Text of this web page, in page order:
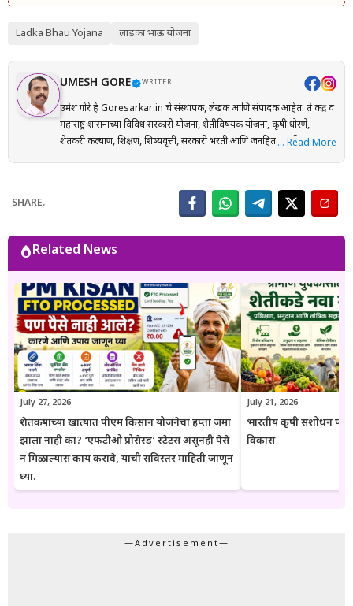
Ladka Bhau Yojana लाडका भाऊ योजना
UMESH GORE WRITER
उमेश गोरे हे Goresarkar.in चे संस्थापक, लेखक आणि संपादक आहेत. ते केंद्र व
महाराष्ट्र शासनाच्या विविध सरकारी योजना, शेतीविषयक योजना, कृषी धोरणे,
शेतकरी कल्याण, शिक्षण, शिष्यवृत्ती, सरकारी भरती आणि जनहिताच्या विषयांवर
आणि संबंधित अधिकृत स्रोतांचा संदर्भ घेऊन माहितीची पडताळणी केली जाते.
वाचकांना अर्ज प्रक्रिया, पात्रता, आवश्यक कागदपत्रे, लाभ, अंतिम मुदत आणि
भर असतो. Goresarkar.in चा उद्देश महाराष्ट्रातील शेतकरी, विद्यार्थी, महिला,
युवक आणि सर्वसामान्य नागरिकांपर्यंत विश्वासार्ह, अद्ययावत आणि उपयुक्त माहिती
पोहोचवणे हा आहे. प्रकाशित माहिती वेळोवेळी अद्ययावत ठेवण्याचा प्रयत्न केला
जातो. अधिकृत निर्णयामध्ये बदल झाल्यास संबंधित लेख देखील अद्ययावत करण्यात
येतात. या संकेतस्थळावरील माहिती ही केवळ जनजागृती आणि मार्गदर्शनाच्या
उद्देशाने प्रकाशित केली जाते. कोणत्याही सरकारी योजनेसाठी अर्ज करण्यापूर्वी
संबंधित विभागाच्या अधिकृत संकेतस्थळावरील माहिती, नियम आणि अटींची
पडताळणी करण्याचा सल्ला दिला जातो.
… Read More
SHARE.
Related News
July 27, 2026
शेतकऱ्यांच्या खात्यात पीएम किसान योजनेचा हप्ता जमा
झाला नाही का? ‘एफटीओ प्रोसेस्ड’ स्टेटस असूनही पैसे
न मिळाल्यास काय करावे, याची सविस्तर माहिती जाणून
घ्या.
July 21, 2026
भारतीय कृषी संशोधन
विकास
—Advertisement—